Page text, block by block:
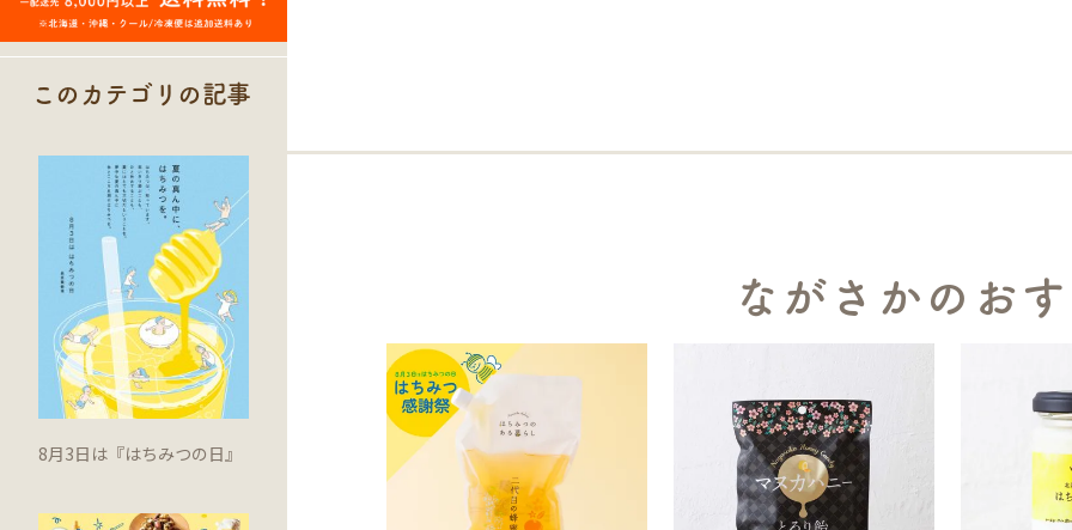
このカテゴリの記事
8月3日は『はちみつの日』
ながさかのお